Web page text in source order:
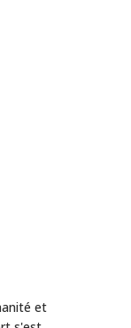
et